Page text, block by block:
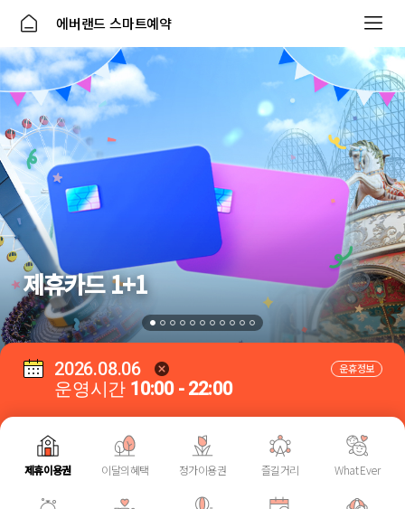
에버랜드 스마트예약
제휴카드 1+1
2026.08.06
운영시간 10:00 - 22:00
운휴정보
제휴이용권 이달의혜택 정가이용권 즐길거리 What Ever